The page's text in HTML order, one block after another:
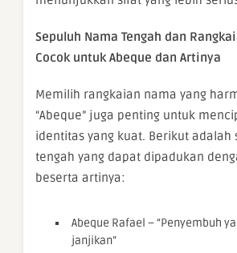
Sepuluh Nama Tengah dan
Cocok untuk Abeque dan Artinya
Memilih rangkaian nama yang
“Abeque” juga penting untuk
identitas yang kuat. Berikut adalah
tengah yang dapat dipadukan
beserta artinya:
Abeque Rafael – “Penyembuh
janjikan”